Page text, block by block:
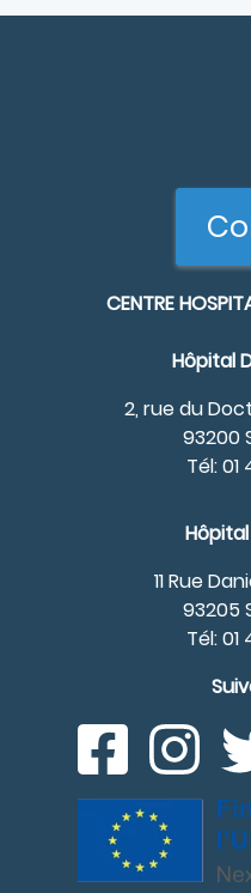
CENTRE
Hôpital
2, rue du
93200
Tél: 01
11 Rue
93205
Tél: 01